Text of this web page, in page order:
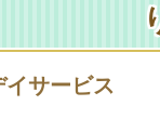
サービス